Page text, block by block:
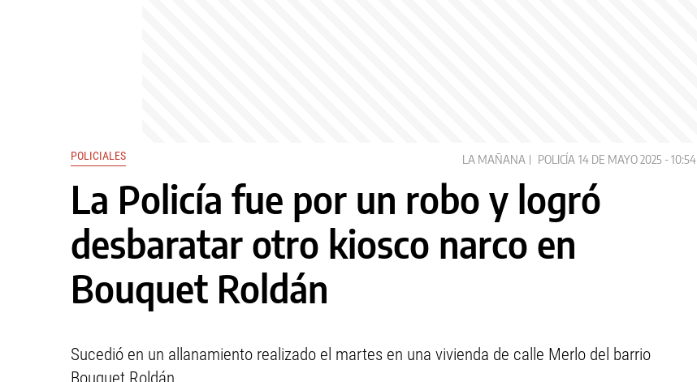
POLICIALES LA MAÑANA POLICÍA 14 DE MAYO 2025 - 10:54
La Policía fue por un robo y logró
desbaratar otro kiosco narco en
Bouquet Roldán
Sucedió en un allanamiento realizado el martes en una vivienda de calle Merlo del barrio
Bouquet Roldán.